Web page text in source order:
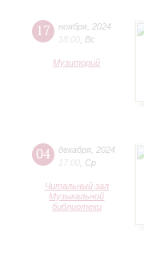
17 ноября 2024
18:00 Вс
Музиторий
04 декабря 2024
17:00 Ср
Читальный зал
Музыкальной
библиотеки